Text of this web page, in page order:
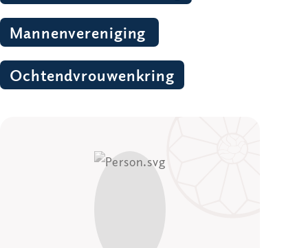
Mannenvereniging
Ochtendvrouwenkring